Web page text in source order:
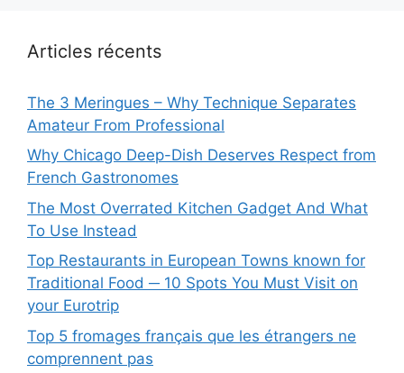
Articles récents
The 3 Meringues – Why Technique Separates
Amateur From Professional
Why Chicago Deep-Dish Deserves Respect from
French Gastronomes
The Most Overrated Kitchen Gadget And What
To Use Instead
Top Restaurants in European Towns known for
Traditional Food ─ 10 Spots You Must Visit on
your Eurotrip
Top 5 fromages français que les étrangers ne
comprennent pas